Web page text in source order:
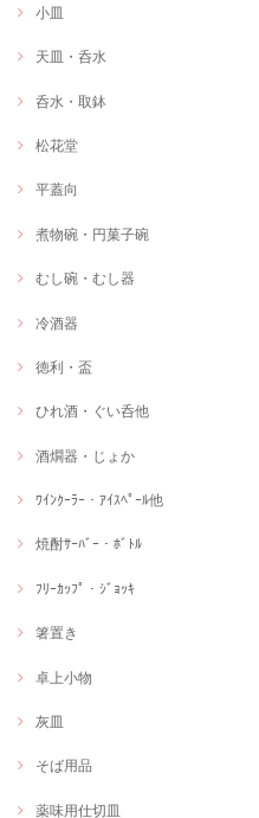
小皿
天皿・呑水
呑水・取鉢
松花堂
平蓋向
煮物碗・円菓子碗
むし碗・むし器
冷酒器
徳利・盃
ひれ酒・ぐい呑他
酒燗器・じょか
ﾜｲﾝｸｰﾗｰ・ｱｲｽﾍﾟｰﾙ他
焼酎ｻｰﾊﾞｰ・ﾎﾞﾄﾙ
ﾌﾘｰｶｯﾌﾟ・ｼﾞｮｯｷ
箸置き
卓上小物
灰皿
そば用品
薬味用仕切皿